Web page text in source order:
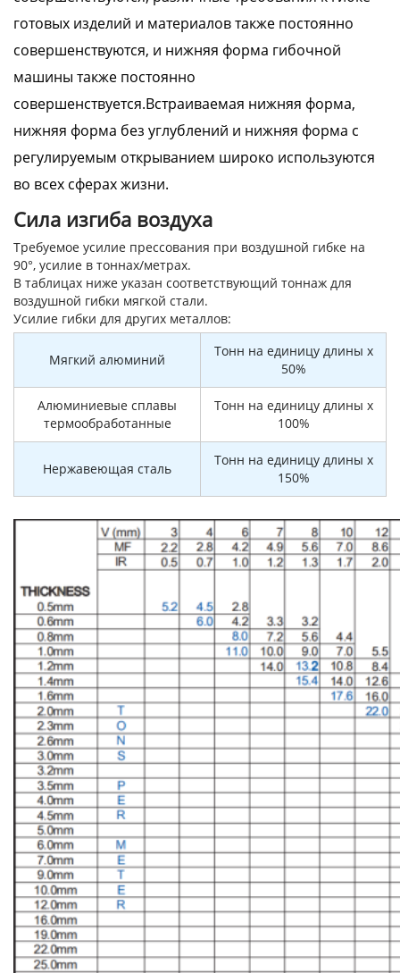
готовых изделий и материалов также постоянно
совершенствуются, и нижняя форма гибочной
машины также постоянно
совершенствуется.Встраиваемая нижняя форма,
нижняя форма без углублений и нижняя форма с
регулируемым открыванием широко используются
во всех сферах жизни.
Сила изгиба воздуха
Требуемое усилие прессования при воздушной гибке на
90°, усилие в тоннах/метрах.
В таблицах ниже указан соответствующий тоннаж для
воздушной гибки мягкой стали.
Усилие гибки для других металлов:
Мягкий алюминий
Тонн на единицу длины x
50%
Алюминиевые сплавы
термообработанные
Тонн на единицу длины x
100%
Нержавеющая сталь
Тонн на единицу длины x
150%